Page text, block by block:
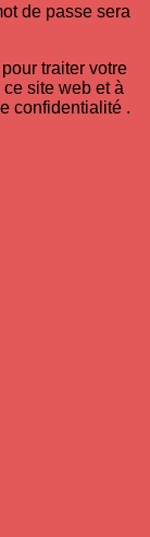
de passe sera
traiter votre
site web et à
confidentialité .